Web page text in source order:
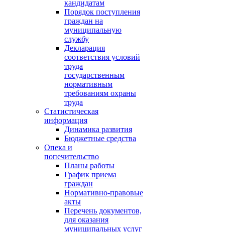
кандидатам
Порядок поступления
граждан на
муниципальную
службу
Декларация
соответствия условий
труда
государственным
нормативным
требованиям охраны
труда
Статистическая
информация
Динамика развития
Бюджетные средства
Опека и
попечительство
Планы работы
График приема
граждан
Нормативно-правовые
акты
Перечень документов,
для оказания
муниципальных услуг